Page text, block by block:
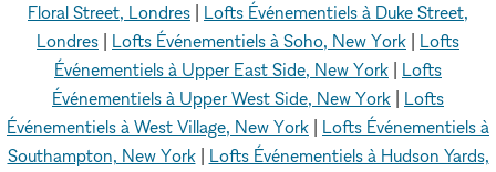
Floral Street, Londres
Lofts Événementiels à Duke Street,
Londres
Lofts Événementiels à Soho, New York
Lofts
Événementiels à Upper East Side, New York
Lofts
Événementiels à Upper West Side, New York
Lofts
Événementiels à West Village, New York
Lofts Événementiels à
Southampton, New York| Lofts Événementiels à Hudson Yards,